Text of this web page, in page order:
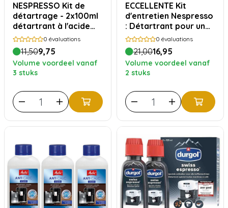
NESPRESSO Kit de
détartrage - 2x100ml
détartrant à l'acide
lactique0 évaluations
11,509,75
Volume voordeel vanaf
3 stuks
ECCELLENTE Kit
d'entretien Nespresso
: Détartrant pour un
an
0 évaluations
21,0016,95
Volume voordeel vanaf
2 stuks